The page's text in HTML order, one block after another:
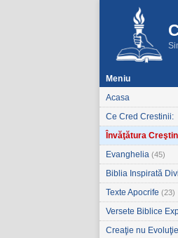
Meniu
Acasa
Ce Cred Crestinii:
Învăţătura
Evanghelia (45)
Biblia Inspirată
Texte Apocrife (23)
Versete Biblice
Creaţie nu Evoluţie